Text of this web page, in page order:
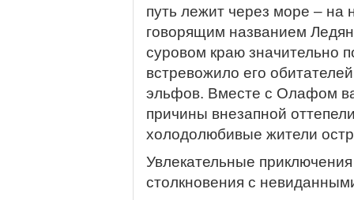
путь лежит через море –
говорящим названием
суровом краю значительно
встревожило его
эльфов. Вместе с Олафом
причины внезапной
холодолюбивые жители
Увлекательные
столкновения с